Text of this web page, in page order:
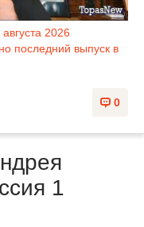
2026
последний выпуск в
0
1